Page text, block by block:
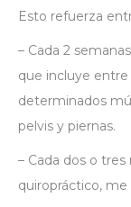
Esto refuerza
– Cada 2
que incluye
determinados
pelvis y piernas.
– Cada dos o
quiropráctico,